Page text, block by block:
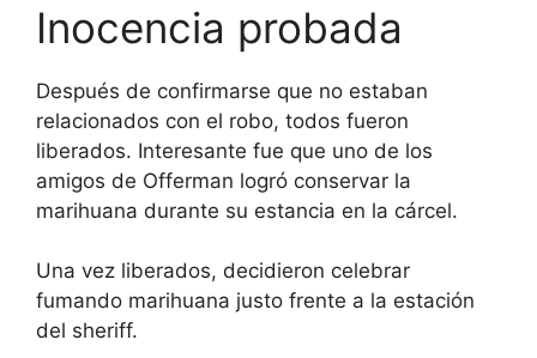
Inocencia probada
Después de confirmarse que no estaban
relacionados con el robo, todos fueron
liberados. Interesante fue que uno de los
amigos de Offerman logró conservar la
marihuana durante su estancia en la cárcel.
Una vez liberados, decidieron celebrar
fumando marihuana justo frente a la estación
del sheriff.